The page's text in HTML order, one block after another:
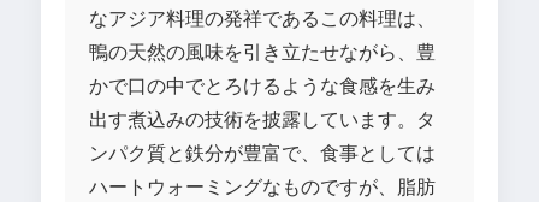
なアジア料理の発祥であるこの料理は、
鴨の天然の風味を引き立たせながら、豊
かで口の中でとろけるような食感を生み
出す煮込みの技術を披露しています。タ
ンパク質と鉄分が豊富で、食事としては
ハートウォーミングなものですが、脂肪